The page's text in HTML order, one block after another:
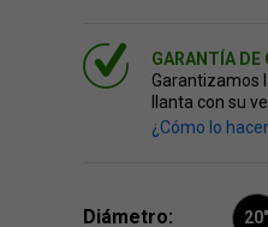
GARANTÍA
Garantizamos
llanta con su
¿Cómo lo
Diámetro: 20"